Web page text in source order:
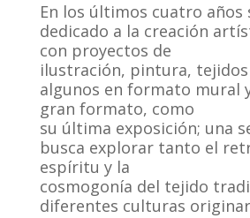
En los últimos cuatro años
dedicado a la creación
con proyectos de
ilustración, pintura,
algunos en formato mural
gran formato, como
su última exposición; una
busca explorar tanto el
espíritu y la
cosmogonía del tejido
diferentes culturas